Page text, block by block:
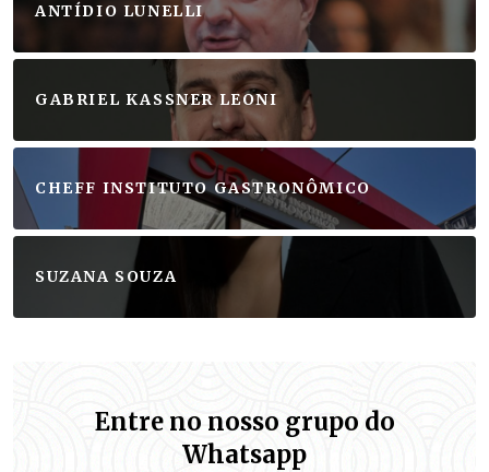
ANTÍDIO LUNELLI
GABRIEL KASSNER LEONI
CHEFF INSTITUTO GASTRONÔMICO
SUZANA SOUZA
Entre no nosso grupo do
Whatsapp